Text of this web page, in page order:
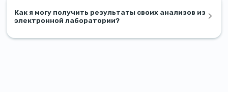
Как я могу получить результаты своих анализов из
электронной лаборатории?